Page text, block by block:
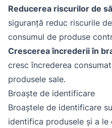
Reducerea riscurilor de
siguranță reduc riscurile
consumul de produse
Crescerea încrederii în
cresc încrederea
produsele sale.
Broaște de identificare
Broaștele de identificare
identifica produsele și a